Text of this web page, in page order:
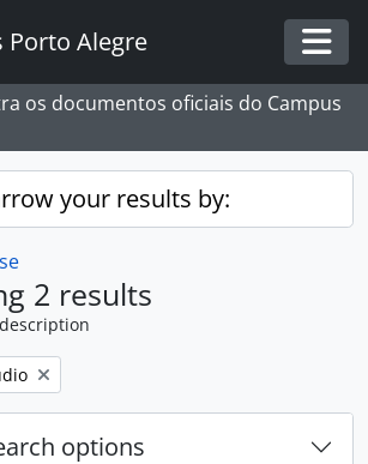
Porto Alegre
os documentos oficiais do Campus
your results by:
2 results
options